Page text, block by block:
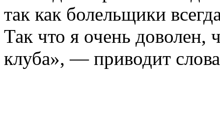
так как болельщики
Так что я очень доволен,
клуба», — приводит